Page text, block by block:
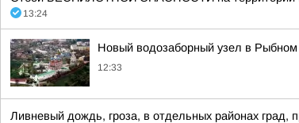
13:24
Новый водозаборный узел в
12:33
Ливневый дождь, гроза, в отдельных районах град,